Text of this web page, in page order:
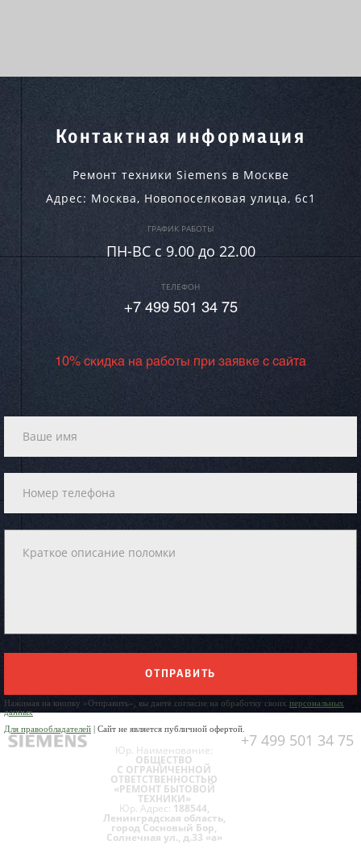
Контактная информация
Ремонт техники Siemens в Москве
Адрес: Москва, Новопоселковая улица, 6с1
ГРАФИК РАБОТЫ
ПН-ВC c 9.00 до 22.00
ТЕЛЕФОН
+7 499 501 34 75
10% скидка на работы при заявке с сайта
ОТПРАВИТЬ
Нажимая на кнопку «Отправить», вы даете согласие на обработку своих персональных
данных
Для правообладателей | Сайт не является публичной офертой.
+7 499 501 34 75
Юр. Наименование:
ОБЩЕСТВО
С ОГРАНИЧЕННОЙ
ОТВЕТСТВЕННОСТЬЮ
«РЕМОНТ БЫТОВОЙ
ТЕХНИКИ»
Юр. Адрес: 188544,
Ленинградская область,
город Сосновый Бор,
Солнечная ул., д.33 «а»